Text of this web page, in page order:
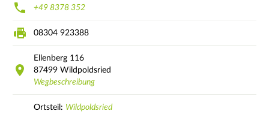
+49 8378 352
08304 923388
Ellenberg 116
87499 Wildpoldsried
Wegbeschreibung
Ortsteil: Wildpoldsried